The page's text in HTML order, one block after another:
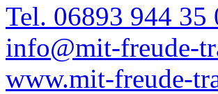
Tel. 06893 944 35
info@mit-freude-
www.mit-freude-